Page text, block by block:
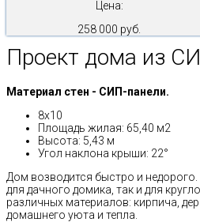
Цена:
258 000 руб.
Проект дома из
Материал стен - СИП-панели.
8х10
Площадь жилая: 65,40 м2
Высота: 5,43 м
Угол наклона крыши: 22°
Дом возводится быстро и недорого.
для дачного домика, так и для
различных материалов: кирпича,
домашнего уюта и тепла.